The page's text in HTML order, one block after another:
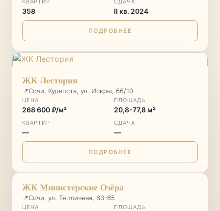
КВАРТИР
358
СДАЧА
II кв. 2024
ПОДРОБНЕЕ
ЖК Лестория
📍Сочи, Кудепста, ул. Искры, 66/10
ЦЕНА
268 600 ₽/м²
ПЛОЩАДЬ
20,8-77,8 м²
КВАРТИР
—
СДАЧА
—
ПОДРОБНЕЕ
ЖК Министерские Озёра
📍Сочи, ул. Тепличная, 63-65
ЦЕНА ПЛОЩАДЬ